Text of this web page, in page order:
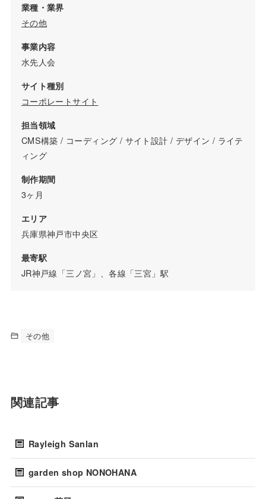
業種・業界
その他
事業内容
水先人会
サイト種別
コーポレートサイト
担当領域
CMS構築 / コーディング / サイト設計 / デザイン / ライテ
ィング
制作期間
3ヶ月
エリア
兵庫県神戸市中央区
最寄駅
JR神戸線「三ノ宮」、各線「三宮」駅
その他
関連記事
Rayleigh Sanlan
garden shop NONOHANA